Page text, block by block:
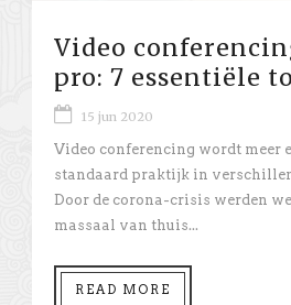
Video
pro: 7 essentiële to
15 jun 2020
Video conferencing wordt meer
standaard praktijk in
Door de corona-crisis werden
massaal van thuis...
READ MORE